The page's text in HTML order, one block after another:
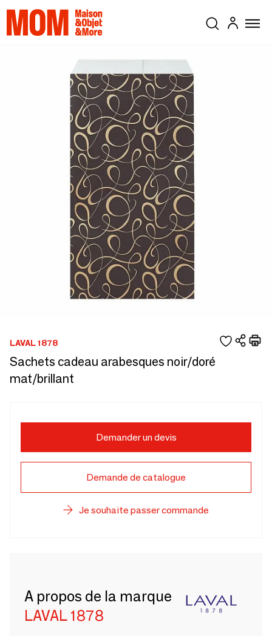
LAVAL 1878
Sachets cadeau arabesques noir/doré
mat/brillant
Demander un devis
Demande de catalogue
Je souhaite passer commande
A propos de la marque
LAVAL 1878